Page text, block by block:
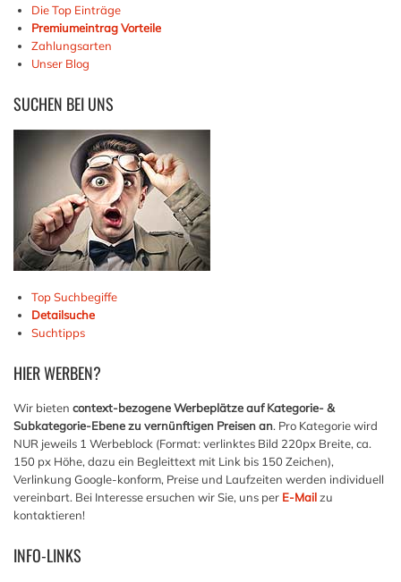
Die Top Einträge
Premiumeintrag Vorteile
Zahlungsarten
Unser Blog
SUCHEN BEI UNS
Top Suchbegiffe
Detailsuche
Suchtipps
HIERWERBEN?
Wir bieten context-bezogene Werbeplätze auf Kategorie- &
Subkategorie-Ebene zu vernünftigen Preisen an. Pro Kategorie wird
NUR jeweils 1 Werbeblock (Format: verlinktes Bild 220px Breite, ca.
150 px Höhe, dazu ein Begleittext mit Link bis 150 Zeichen),
Verlinkung Google-konform, Preise und Laufzeiten werden individuell
vereinbart. Bei Interesse ersuchen wir Sie, uns per E-Mailzu
kontaktieren!
INFO-LINKS